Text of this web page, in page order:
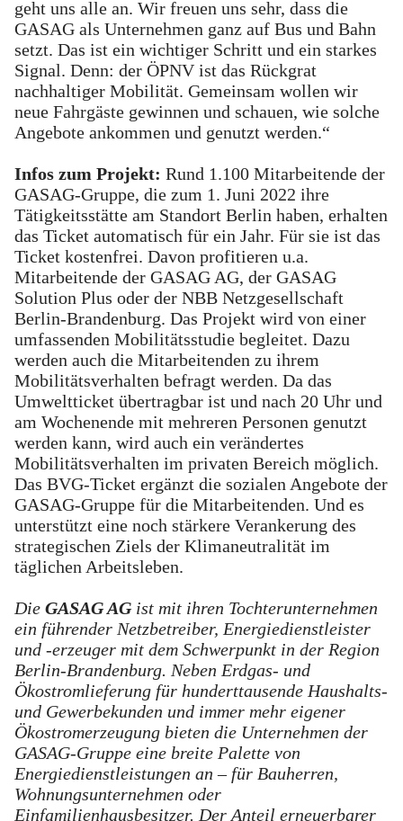
geht uns alle an. Wir freuen uns sehr, dass die
GASAG als Unternehmen ganz auf Bus und Bahn
setzt. Das ist ein wichtiger Schritt und ein starkes
Signal. Denn: der ÖPNV ist das Rückgrat
nachhaltiger Mobilität. Gemeinsam wollen wir
neue Fahrgäste gewinnen und schauen, wie solche
Angebote ankommen und genutzt werden.“
Infos zum Projekt: Rund 1.100 Mitarbeitende der
GASAG-Gruppe, die zum 1. Juni 2022 ihre
Tätigkeitsstätte am Standort Berlin haben, erhalten
das Ticket automatisch für ein Jahr. Für sie ist das
Ticket kostenfrei. Davon profitieren u.a.
Mitarbeitende der GASAG AG, der GASAG
Solution Plus oder der NBB Netzgesellschaft
Berlin-Brandenburg. Das Projekt wird von einer
umfassenden Mobilitätsstudie begleitet. Dazu
werden auch die Mitarbeitenden zu ihrem
Mobilitätsverhalten befragt werden. Da das
Umweltticket übertragbar ist und nach 20 Uhr und
am Wochenende mit mehreren Personen genutzt
werden kann, wird auch ein verändertes
Mobilitätsverhalten im privaten Bereich möglich.
Das BVG-Ticket ergänzt die sozialen Angebote der
GASAG-Gruppe für die Mitarbeitenden. Und es
unterstützt eine noch stärkere Verankerung des
strategischen Ziels der Klimaneutralität im
täglichen Arbeitsleben.
Die GASAG AGist mit ihren Tochterunternehmen
ein führender Netzbetreiber, Energiedienstleister
und -erzeuger mit dem Schwerpunkt in der Region
Berlin-Brandenburg. Neben Erdgas- und
Ökostromlieferung für hunderttausende Haushalts-
und Gewerbekunden und immer mehr eigener
Ökostromerzeugung bieten die Unternehmen der
GASAG-Gruppe eine breite Palette von
Energiedienstleistungen an – für Bauherren,
Wohnungsunternehmen oder
Einfamilienhausbesitzer. Der Anteil erneuerbarer